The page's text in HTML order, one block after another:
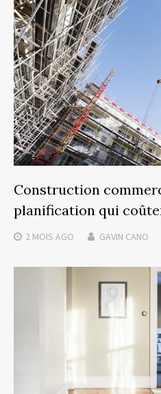
Construction
planification qui
2 MOIS AGO GAVIN CANO